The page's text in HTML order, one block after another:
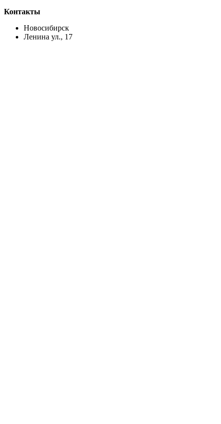
Контакты
Новосибирск
Ленина ул., 17